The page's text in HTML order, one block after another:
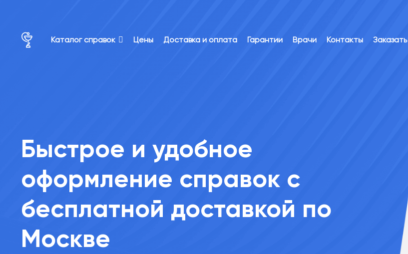
Каталог справок Цены Доставка и оплата Гарантии Врачи Контакты Заказать
Быстрое и удобное
оформление справок с
бесплатной доставкой по
Москве